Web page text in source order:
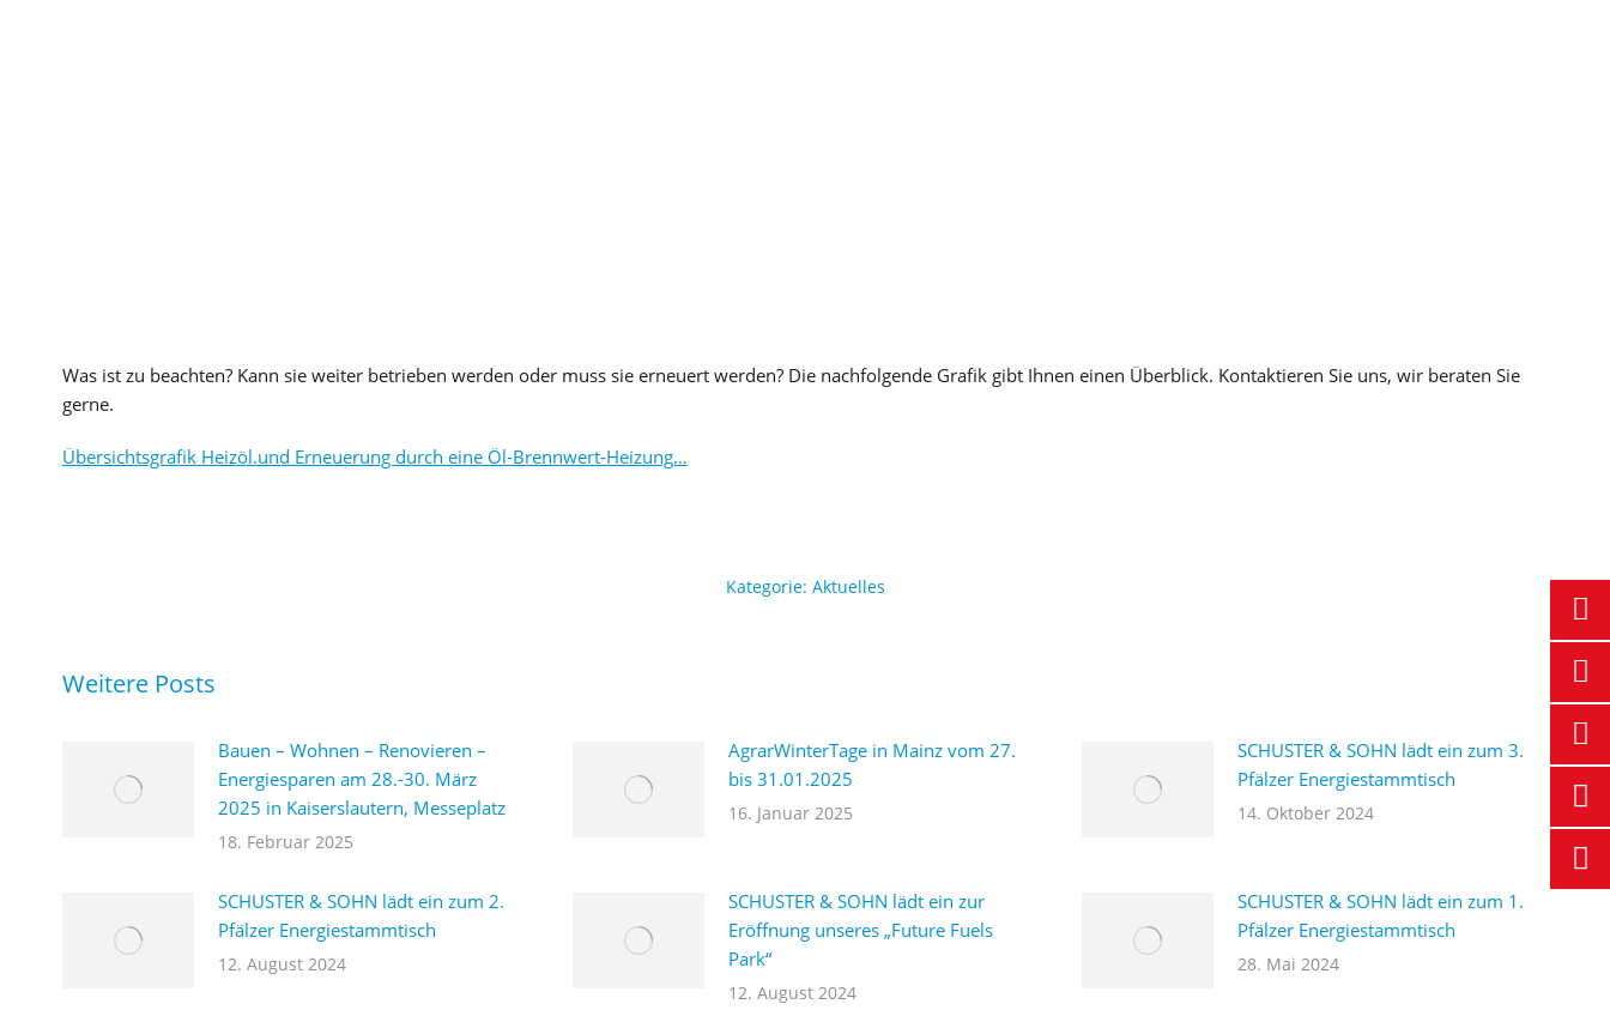
Was ist zu beachten? Kann sie weiter betrieben werden oder muss sie erneuert werden? Die nachfolgende Grafik gibt Ihnen einen Überblick. Kontaktieren Sie uns, wir beraten Sie
gerne.
Übersichtsgrafik Heizöl.und Erneuerung durch eine Öl-Brennwert-Heizung…
Kategorie: Aktuelles
Weitere Posts
Bauen – Wohnen – Renovieren –
Energiesparen am 28.-30. März
2025 in Kaiserslautern, Messeplatz
18. Februar 2025
AgrarWinterTage in Mainz vom 27.
bis 31.01.2025
16. Januar 2025
SCHUSTER & SOHN lädt ein zum 3.
Pfälzer Energiestammtisch
14. Oktober 2024
SCHUSTER & SOHN lädt ein zum 2.
Pfälzer Energiestammtisch
12. August 2024
SCHUSTER & SOHN lädt ein zur
Eröffnung unseres „Future Fuels
Park“
12. August 2024
SCHUSTER & SOHN lädt ein zum 1.
Pfälzer Energiestammtisch
28. Mai 2024